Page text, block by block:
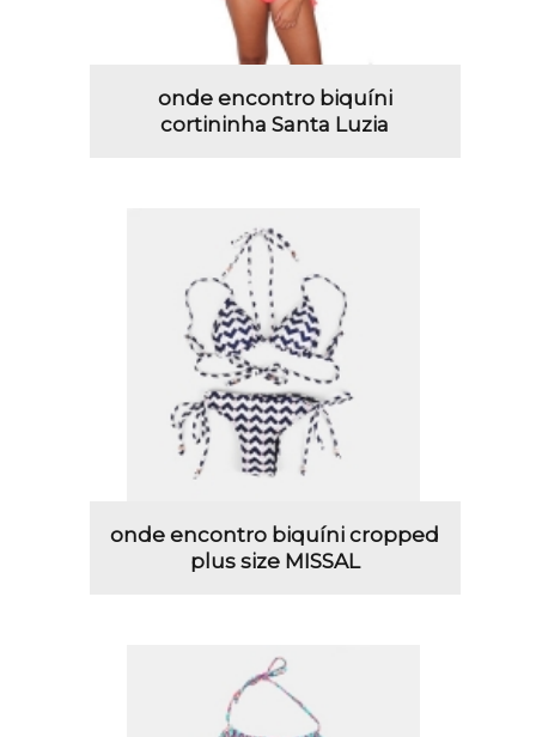
onde encontro biquíni
cortininha Santa Luzia
onde encontro biquíni cropped
plus size MISSAL